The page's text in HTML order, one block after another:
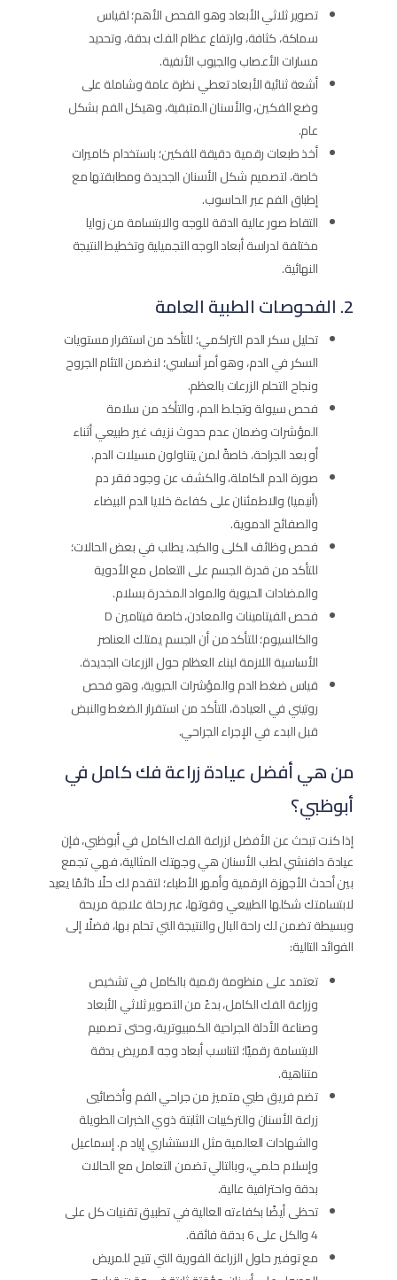
تصوير ثلاثي الأبعاد وهو الفحص الأهم؛ لقياس
سماكة، كثافة، وارتفاع عظام الفك بدقة، وتحديد
مسارات الأعصاب والجيوب الأنفية.
أشعة ثنائية الأبعاد تعطي نظرة عامة وشاملة على
وضع الفكين، والأسنان المتبقية، وهيكل الفم بشكل
عام.
أخذ طبعات رقمية دقيقة للفكين؛ باستخدام كاميرات
خاصة، لتصميم شكل الأسنان الجديدة ومطابقتها مع
إطباق الفم عبر الحاسوب.
التقاط صور عالية الدقة للوجه والابتسامة من زوايا
مختلفة لدراسة أبعاد الوجه التجميلية وتخطيط النتيجة
النهائية.
2. الفحوصات الطبية العامة
تحليل سكر الدم التراكمي؛ للتأكد من استقرار مستويات
السكر في الدم، وهو أمر أساسي؛ لنضمن التئام الجروح
ونجاح التحام الزرعات بالعظم.
فحص سيولة وتجلط الدم، والتأكد من سلامة
المؤشرات وضمان عدم حدوث نزيف غير طبيعي أثناء
أو بعد الجراحة، خاصةً لمن يتناولون مسيلات الدم.
صورة الدم الكاملة، والكشف عن وجود فقر دم
(أنيميا) والاطمئنان على كفاءة خلايا الدم البيضاء
والصفائح الدموية.
فحص وظائف الكلى والكبد، يطلب في بعض الحالات؛
للتأكد من قدرة الجسم على التعامل مع الأدوية
والمضادات الحيوية والمواد المخدرة بسلام.
فحص الفيتامينات والمعادن، خاصة فيتامين D
والكالسيوم؛ للتأكد من أن الجسم يمتلك العناصر
الأساسية اللازمة لبناء العظام حول الزرعات الجديدة.
قياس ضغط الدم والمؤشرات الحيوية، وهو فحص
روتيني في العيادة، للتأكد من استقرار الضغط والنبض
قبل البدء في الإجراء الجراحي.
من هي أفضل عيادة زراعة فك كامل في
أبوظبي؟
إذا كنت تبحث عن الأفضل لزراعة الفك الكامل في أبوظبي، فإن
عيادة دافنشي لطب الأسنان هي وجهتك المثالية، فهي تجمع
بين أحدث الأجهزة الرقمية وأمهر الأطباء؛ لتقدم لك حلًا دائمًا يعيد
لابتسامتك شكلها الطبيعي وقوتها، عبر رحلة علاجية مريحة
وبسيطة تضمن لك راحة البال والنتيجة التي تحلم بها، فضلًا إلى
الفوائد التالية:
تعتمد على منظومة رقمية بالكامل في تشخيص
وزراعة الفك الكامل، بدءً من التصوير ثلاثي الأبعاد
وصناعة الأدلة الجراحية الكمبيوترية، وحتى تصميم
الابتسامة رقميًا؛ لتناسب أبعاد وجه المريض بدقة
متناهية.
تضم فريق طبي متميز من جراحي الفم وأخصائيي
زراعة الأسنان والتركيبات الثابتة ذوي الخبرات الطويلة
والشهادات العالمية مثل الاستشاري إياد م. إسماعيل
وإسلام حلمي، وبالتالي تضمن التعامل مع الحالات
بدقة واحترافية عالية.
تحظى أيضًا بكفاءته العالية في تطبيق تقنيات كل على
4 والكل على 6 بدقة فائقة.
مع توفير حلول الزراعة الفورية التي تتيح للمريض